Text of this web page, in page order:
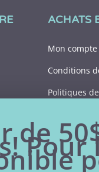
ACHATS
Mon compte
Conditions
Politiques